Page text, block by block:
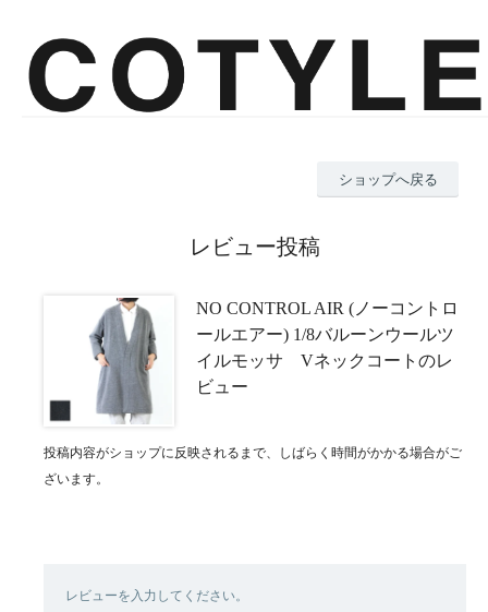
ショップへ戻る
レビュー投稿
NO CONTROL AIR (ノーコントロ
ールエアー) 1/8バルーンウールツ
イルモッサ Vネックコートのレ
ビュー
投稿内容がショップに反映されるまで、しばらく時間がかかる場合がご
ざいます。
レビューを入力してください。